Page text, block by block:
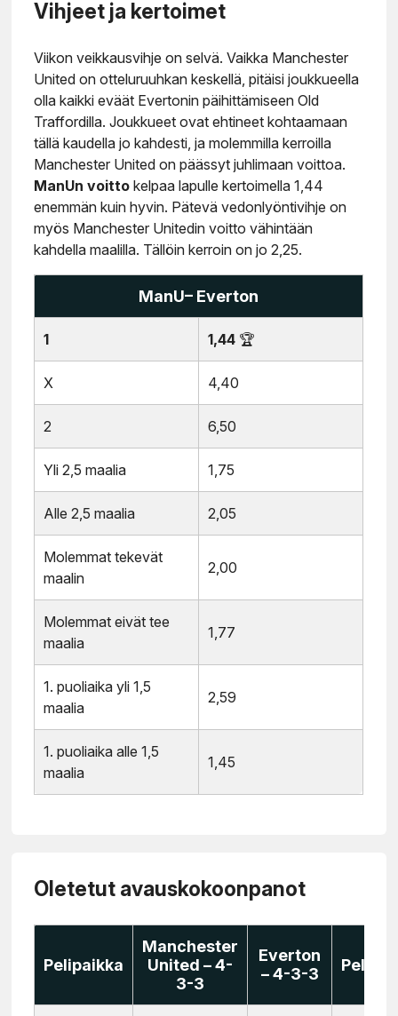
Vihjeet ja kertoimet
Viikon veikkausvihje on selvä. Vaikka Manchester
United on otteluruuhkan keskellä, pitäisi joukkueella
olla kaikki eväät Evertonin päihittämiseen Old
Traffordilla. Joukkueet ovat ehtineet kohtaamaan
tällä kaudella jo kahdesti, ja molemmilla kerroilla
Manchester United on päässyt juhlimaan voittoa.
ManUn voittokelpaa lapulle kertoimella 1,44
enemmän kuin hyvin. Pätevä vedonlyöntivihje on
myös Manchester Unitedin voitto vähintään
kahdella maalilla. Tällöin kerroin on jo 2,25.
ManU– Everton
1 1,44 🏆
X 4,40
2 6,50
Yli 2,5 maalia 1,75
Alle 2,5 maalia 2,05
Molemmat tekevät
maalin
2,00
Molemmat eivät tee
maalia
1,77
1. puoliaika yli 1,5
maalia
2,59
1. puoliaika alle 1,5
maalia
1,45
Oletetut avauskokoonpanot
Pelipaikka
Manchester
United – 4-
3-3
Everton
– 4-3-3